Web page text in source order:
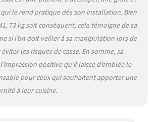
une bande décorative en
haut ! ! ! Vous pouvez
décider du motif latéral à
installer en fonction de
votre préférence de style.
[ARGILE DE HAUTE
QUALITÉ] : cet évier de
cuisine de ferme blanc est
fabriqué en véritable argile
qui le rend pratique dès son installation. Bien
73 kg soit conséquent, cela témoigne de sa
si l’on doit veiller à sa manipulation lors de
les risques de casse. En somme, sa
positive qu’il laisse d’emblée le
pour ceux qui souhaitent apporter une
à leur cuisine.